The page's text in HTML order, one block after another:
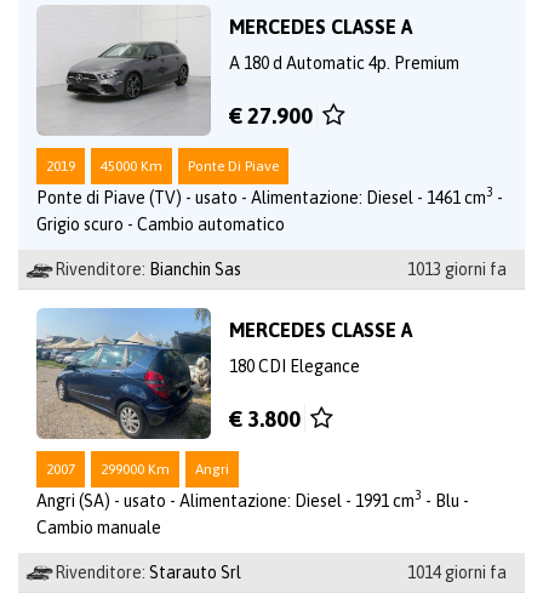
MERCEDES CLASSE A
A 180 d Automatic 4p. Premium
€ 27.900
2019 45000 Km Ponte Di Piave
Ponte di Piave (TV) - usato - Alimentazione: Diesel - 1461 cm3 -
Grigio scuro - Cambio automatico
Rivenditore: Bianchin Sas 1013 giorni fa
MERCEDES CLASSE A
180 CDI Elegance
€ 3.800
2007 299000 Km Angri
Angri (SA) - usato - Alimentazione: Diesel - 1991 cm3 - Blu -
Cambio manuale
Rivenditore: Starauto Srl 1014 giorni fa